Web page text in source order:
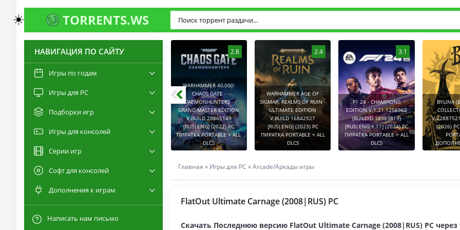
TORRENTS.WS
НАВИГАЦИЯ ПО САЙТУ
Игры по годам
Игры для PC
Подборки игр
Игры для консолей
Серии игр
Софт для консолей
Дополнения к играм
Написать нам письмо
3.0
RESIDENT EVIL 9:
REQUIEM - DELUXE
EDITION V.BUILD
(2026) PC ПИРАТКА
[RUS|ENG] (2026) PC
2.8
WARHAMMER 40,000:
CHAOS GATE -
DAEMONHUNTERS -
GRAND MASTER EDITION
V.BUILD 20865149
[RUS|ENG] (2022) PC
ПИРАТКА PORTABLE + ALL
DLCS
2.4
WARHAMMER AGE OF
SIGMAR: REALMS OF RUIN -
ULTIMATE EDITION
V.BUILD 16842927
[RUS|ENG] (2023) PC
ПИРАТКА PORTABLE + ALL
DLCS
3.1
F1 24 - CHAMPIONS
EDITION V.1.21.1256962
(BUILDID 18983819)
[RUS|ENG + 11] (2024) PC
ПИРАТКА PORTABLE + ALL
DLCS
BYLINA
(2026)
Главная » Игры для PC »Arcade/Аркады игры
FlatOut Ultimate Carnage (2008|RUS) PC
Скачать Последнюю версию FlatOut Ultimate Carnage (2008|RUS) PC через
☀️